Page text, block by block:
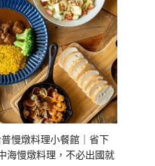
慢燉料理小餐館｜省下
海慢燉料理，不必出國就